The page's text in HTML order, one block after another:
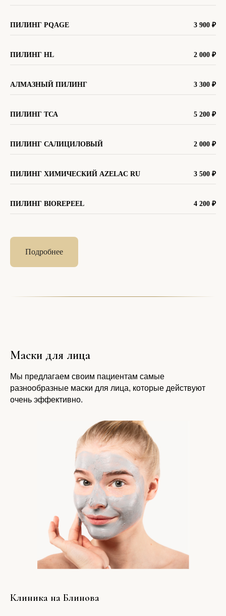
ПИЛИНГ PQAGE 3 900 ₽
ПИЛИНГ HL 2 000 ₽
АЛМАЗНЫЙ ПИЛИНГ 3 300 ₽
ПИЛИНГ ТСА 5 200 ₽
ПИЛИНГ САЛИЦИЛОВЫЙ 2 000 ₽
ПИЛИНГ ХИМИЧЕСКИЙ AZELAC RU 3 500 ₽
ПИЛИНГ BIOREPEEL 4 200 ₽
Подробнее
Маски для лица
Мы предлагаем своим пациентам самые
разнообразные маски для лица, которые действуют
очень эффективно.
Клиника на Блинова